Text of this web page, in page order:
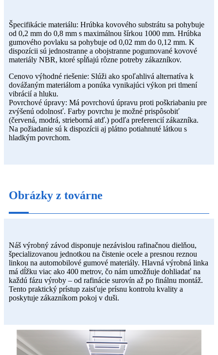
Špecifikácie materiálu: Hrúbka kovového substrátu sa pohybuje
od 0,2 mm do 0,8 mm s maximálnou šírkou 1000 mm. Hrúbka
gumového povlaku sa pohybuje od 0,02 mm do 0,12 mm. K
dispozícii sú jednostranne a obojstranne pogumované kovové
materiály NBR, ktoré spĺňajú rôzne potreby zákazníkov.
Cenovo výhodné riešenie: Slúži ako spoľahlivá alternatíva k
dovážaným materiálom a ponúka vynikajúci výkon pri tlmení
vibrácií a hluku.
Povrchové úpravy: Má povrchovú úpravu proti poškriabaniu pre
zvýšenú odolnosť. Farby povrchu je možné prispôsobiť
(červená, modrá, strieborná atď.) podľa preferencií zákazníka.
Na požiadanie sú k dispozícii aj plátno potiahnuté látkou s
hladkým povrchom.
Obrázky z továrne
Náš výrobný závod disponuje nezávislou rafinačnou dielňou,
špecializovanou jednotkou na čistenie ocele a presnou reznou
linkou na automobilové gumové materiály. Hlavná výrobná linka
má dĺžku viac ako 400 metrov, čo nám umožňuje dohliadať na
každú fázu výroby – od rafinácie surovín až po finálnu montáž.
Tento praktický prístup zaisťuje prísnu kontrolu kvality a
poskytuje zákazníkom pokoj v duši.